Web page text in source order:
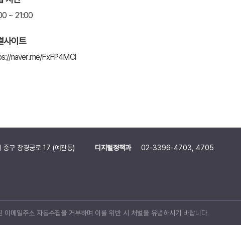
~ 21:00
사이트
naver.me/FxFP4MCl
구 창경궁로 17 (예관동) 디지털정책과 02-3396-4703, 4705
이메일주소 자동수집을 거부하며 이를 위반 시 처벌을 유념하시기 바랍니다.